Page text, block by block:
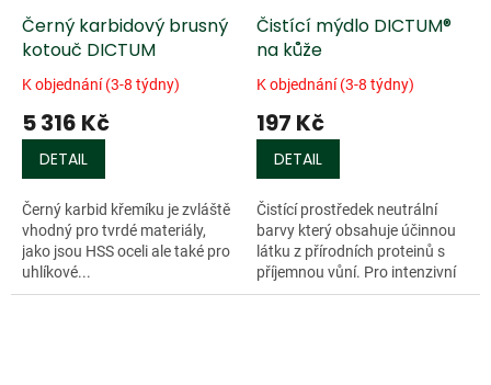
Černý karbidový brusný
kotouč DICTUM
K objednání (3-8 týdny)
5 316 Kč
DETAIL
Černý karbid křemíku je zvláště
vhodný pro tvrdé materiály,
jako jsou HSS oceli ale také pro
uhlíkové...
Čistící mýdlo DICTUM®
na kůže
K objednání (3-8 týdny)
197 Kč
DETAIL
Čistící prostředek neutrální
barvy který obsahuje účinnou
látku z přírodních proteinů s
příjemnou vůní. Pro intenzivní
čištění kožených výrobků.